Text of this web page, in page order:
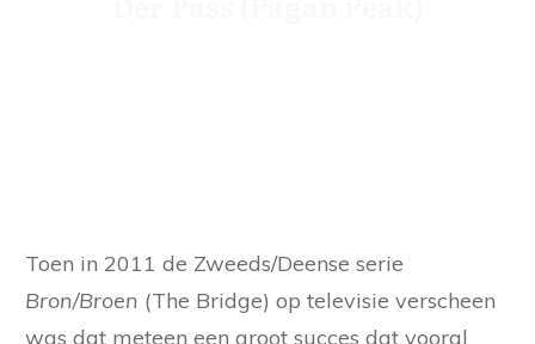
Toen in 2011 de Zweeds/Deense serie
Bron/Broen (The Bridge) op televisie verscheen
was dat meteen een groot succes dat vooral